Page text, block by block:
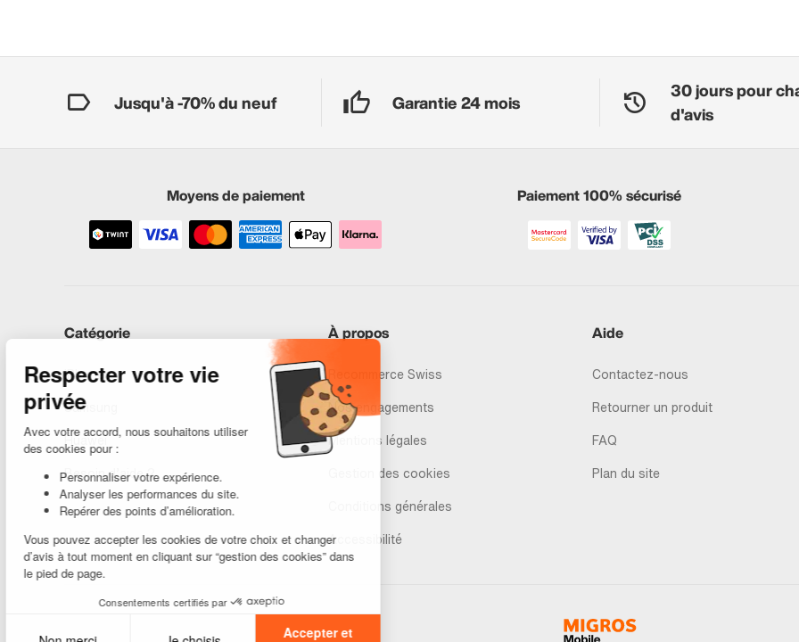
Jusqu'à -70% du neuf Garantie 24 mois
30 jours pour
d'avis
Moyens de paiement Paiement 100% sécurisé
Catégorie
iPhones
Samsung
Huawei
Besoin d’aide ?
À propos
Recommerce Swiss
Nos engagements
Mentions légales
Gestion des cookies
Conditions générales
Accessibilité
Aide
Contactez-nous
Retourner un produit
FAQ
Plan du site